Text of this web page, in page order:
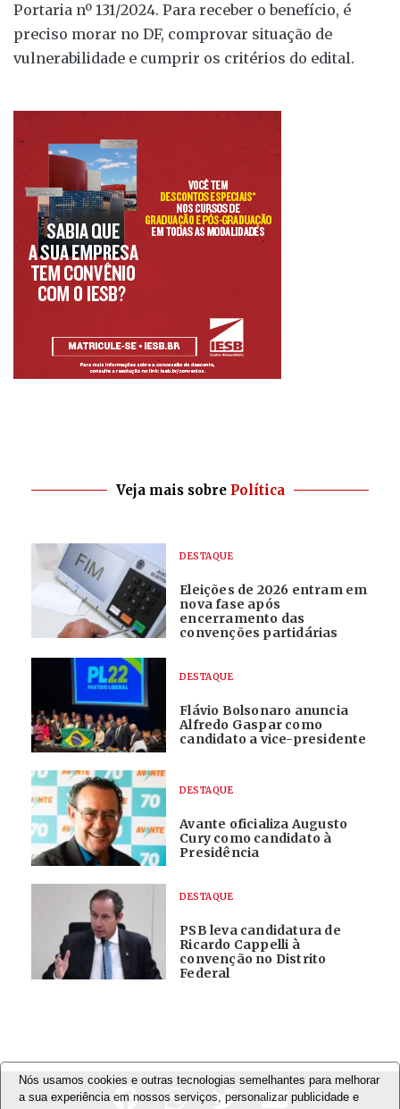
Portaria nº 131/2024. Para receber o benefício, é
preciso morar no DF, comprovar situação de
vulnerabilidade e cumprir os critérios do edital.
Veja mais sobre Política
DESTAQUE
Eleições de 2026 entram em
nova fase após
encerramento das
convenções partidárias
DESTAQUE
Flávio Bolsonaro anuncia
Alfredo Gaspar como
candidato a vice-presidente
DESTAQUE
Avante oficializa Augusto
Cury como candidato à
Presidência
DESTAQUE
PSB leva candidatura de
Ricardo Cappelli à
convenção no Distrito
Federal
Nós usamos cookies e outras tecnologias semelhantes para melhorar
a sua experiência em nossos serviços, personalizar publicidade e